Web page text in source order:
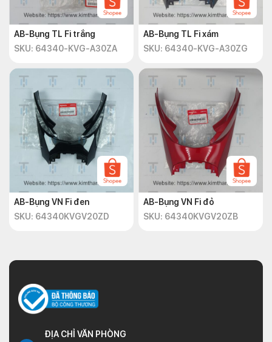
AB-Bụng TL Fi trắng
SKU: 64340-KVG-A30ZA
AB-Bụng TL Fi xám
SKU: 64340-KVG-A30ZG
AB-Bụng VN Fi đen
SKU: 64340KVGV20ZD
AB-Bụng VN Fi đỏ
SKU: 64340KVGV20ZB
ĐỊA CHỈ VĂN PHÒNG